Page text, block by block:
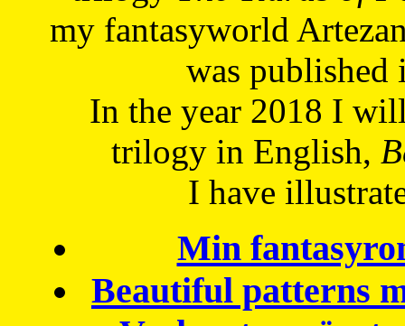
my fantasyworld
was published
In the year 2018 I
trilogy in English,
I have
Min
Beautiful patterns